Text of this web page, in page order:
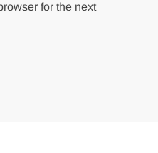
for the next